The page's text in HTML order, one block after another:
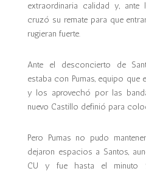
extraordinaria calidad y, ante
cruzó su remate para que
rugieran fuerte.
Ante el desconcierto de
estaba con Pumas, equipo
y los aprovechó por las
nuevo Castillo definió para
Pero Pumas no pudo
dejaron espacios a Santos,
CU y fue hasta el minuto